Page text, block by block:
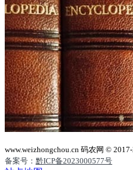
www.weizhongchou.cn 码农网 ©
备案号： 黔ICP备2023000577号